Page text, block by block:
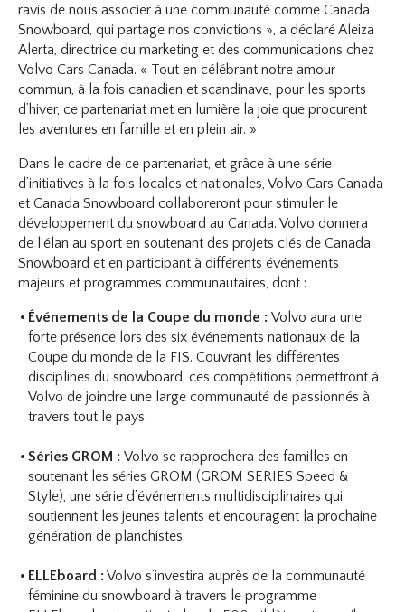
ravis de nous associer à une communauté comme Canada
Snowboard, qui partage nos convictions », a déclaré Aleiza
Alerta, directrice du marketing et des communications chez
Volvo Cars Canada. « Tout en célébrant notre amour
commun, à la fois canadien et scandinave, pour les sports
d’hiver, ce partenariat met en lumière la joie que procurent
les aventures en famille et en plein air. »
Dans le cadre de ce partenariat, et grâce à une série
d’initiatives à la fois locales et nationales, Volvo Cars Canada
et Canada Snowboard collaboreront pour stimuler le
développement du snowboard au Canada. Volvo donnera
de l’élan au sport en soutenant des projets clés de Canada
Snowboard et en participant à différents événements
majeurs et programmes communautaires, dont :
Événements de la Coupe du monde :Volvo aura une
forte présence lors des six événements nationaux de la
Coupe du monde de la FIS. Couvrant les différentes
disciplines du snowboard, ces compétitions permettront à
Volvo de joindre une large communauté de passionnés à
travers tout le pays.
Séries GROM :Volvo se rapprochera des familles en
soutenant les séries GROM (GROM SERIES Speed &
Style), une série d’événements multidisciplinaires qui
soutiennent les jeunes talents et encouragent la prochaine
génération de planchistes.
ELLEboard :Volvo s’investira auprès de la communauté
féminine du snowboard à travers le programme